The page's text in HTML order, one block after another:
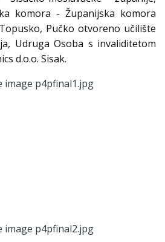
komora - Županijska komora
Pučko otvoreno učilište
Udruga Osoba s invaliditetom
d.o.o. Sisak.